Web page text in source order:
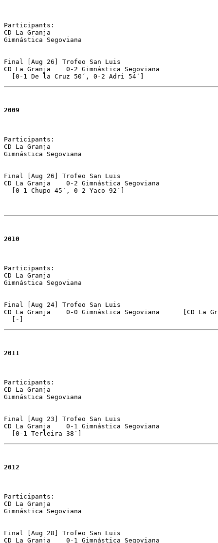
Participants:
CD La Granja
Gimnástica Segoviana
Final [Aug 26] Trofeo San Luis
CD La Granja	0-2 Gimnástica Segoviana
  [0-1 De la Cruz 50´, 0-2 Adri 54´]
2009
Participants:
CD La Granja
Gimnástica Segoviana
Final [Aug 26] Trofeo San Luis
CD La Granja	0-2 Gimnástica Segoviana
  [0-1 Chupo 45´, 0-2 Yaco 92´]
2010
Participants:
CD La Granja
Gimnástica Segoviana
Final [Aug 24] Trofeo San Luis
CD La Granja	0-0 Gimnástica Segoviana      [CD La Granja 5-4 on pen.]
  [-]
2011
Participants:
CD La Granja
Gimnástica Segoviana
Final [Aug 23] Trofeo San Luis
CD La Granja	0-1 Gimnástica Segoviana
  [0-1 Terleira 38´]
2012
Participants:
CD La Granja
Gimnástica Segoviana
Final [Aug 28] Trofeo San Luis
CD La Granja	0-1 Gimnástica Segoviana